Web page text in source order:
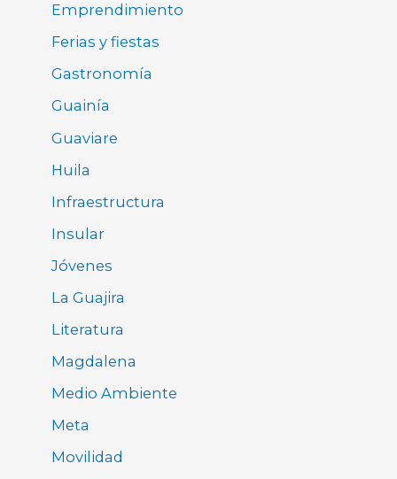
Emprendimiento
Ferias y fiestas
Gastronomía
Guainía
Guaviare
Huila
Infraestructura
Insular
Jóvenes
La Guajira
Literatura
Magdalena
Medio Ambiente
Meta
Movilidad